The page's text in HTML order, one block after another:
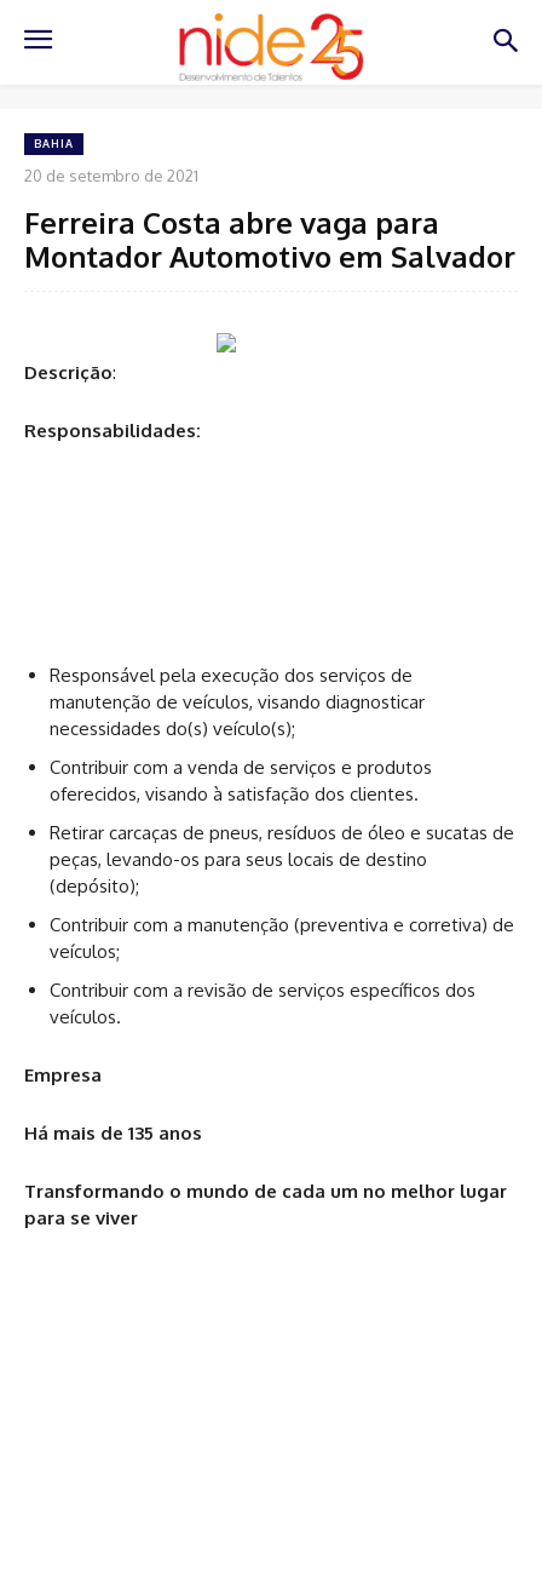
BAHIA
20 de setembro de 2021
Ferreira Costa abre vaga para
Montador Automotivo em Salvador
Descrição:
Responsabilidades:
Responsável pela execução dos serviços de
manutenção de veículos, visando diagnosticar
necessidades do(s) veículo(s);
Contribuir com a venda de serviços e produtos
oferecidos, visando à satisfação dos clientes.
Retirar carcaças de pneus, resíduos de óleo e sucatas de
peças, levando-os para seus locais de destino
(depósito);
Contribuir com a manutenção (preventiva e corretiva) de
veículos;
Contribuir com a revisão de serviços específicos dos
veículos.
Empresa
Há mais de 135 anos
Transformando o mundo de cada um no melhor lugar
para se viver